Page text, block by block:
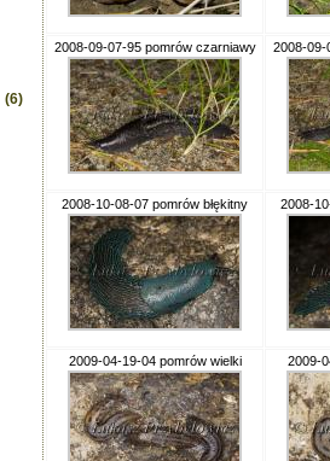
(6)
2008-09-07-95 pomrów czarniawy 2008-09-
2008-10-08-07 pomrów błękitny 2008-
2009-04-19-04 pomrów wielki 2009-